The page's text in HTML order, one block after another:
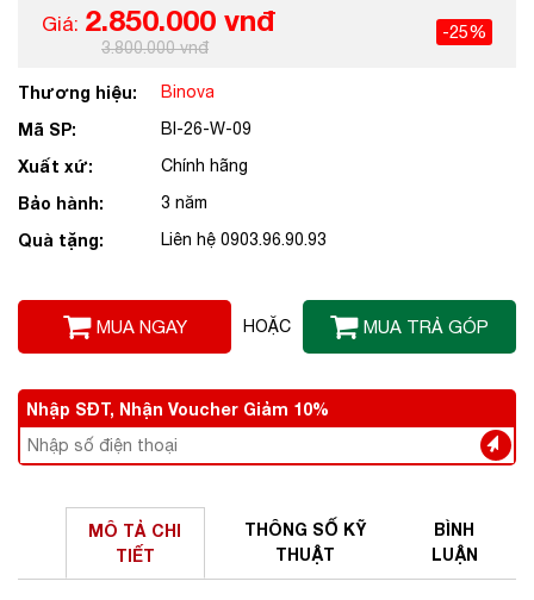
Giá: 2.850.000 vnđ
3.800.000 vnđ
-25%
Thương hiệu: Binova
Mã SP: BI-26-W-09
Xuất xứ: Chính hãng
Bảo hành: 3 năm
Quà tặng: Liên hệ 0903.96.90.93
MUA NGAY HOẶC MUA TRẢ GÓP
Nhập SĐT, Nhận Voucher Giảm 10%
MÔ TẢ CHI
TIẾT
THÔNG SỐ KỸ
THUẬT
BÌNH
LUẬN